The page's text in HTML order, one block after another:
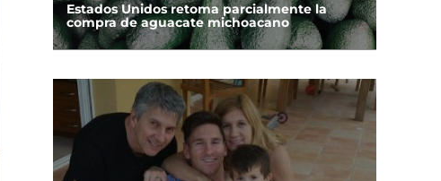
Estados Unidos retoma parcialmente la
compra de aguacate michoacano